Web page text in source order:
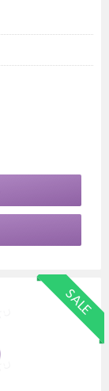
SALE